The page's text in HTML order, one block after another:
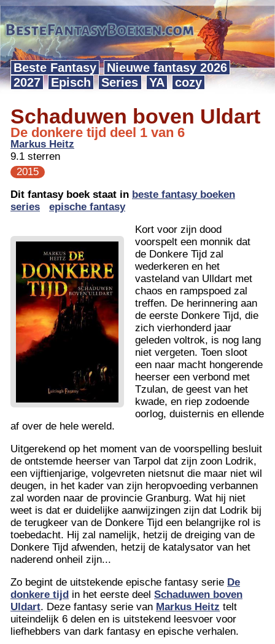
Beste Fantasy
Nieuwe fantasy 2026
2027
Episch Series YA cozy
Schaduwen boven Uldart
De donkere tijd deel 1 van 6
Markus Heitz
9.1 sterren
2015
Dit fantasy boek staat in beste fantasy boeken
series
epische fantasy
Kort voor zijn dood
voorspelt een monnik dat
de Donkere Tijd zal
wederkeren en het
vasteland van Ulldart met
chaos en rampspoed zal
treffen. De herinnering aan
de eerste Donkere Tijd, die
zich vierhonderd jaar
geleden voltrok, is nog lang
niet vergeten. Toen sloot
een naar macht hongerende
heerser een verbond met
Tzulan, de geest van het
kwade, en riep zodoende
oorlog, duisternis en ellende
af over de hele wereld.
Uitgerekend op het moment van de voorspelling besluit
de ontstemde heerser van Tarpol dat zijn zoon Lodrik,
een vijftienjarige, volgevreten nietsnut die maar niet wil
deugen, in het kader van zijn heropvoeding verbannen
zal worden naar de provincie Granburg. Wat hij niet
weet is dat er duidelijke aanwijzingen zijn dat Lodrik bij
de terugkeer van de Donkere Tijd een belangrijke rol is
toebedacht. Hij zal namelijk, hetzij de dreiging van de
Donkere Tijd afwenden, hetzij de katalysator van het
naderend onheil zijn...
Zo begint de uitstekende epische fantasy serie De
donkere tijd in het eerste deel Schaduwen boven
Uldart. Deze fantasy serie van Markus Heitz telt
uiteindelijk 6 delen en is uitstekend leesvoer voor
liefhebbers van dark fantasy en epische verhalen.